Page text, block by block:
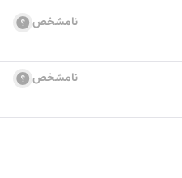
نامشخص
نامشخص